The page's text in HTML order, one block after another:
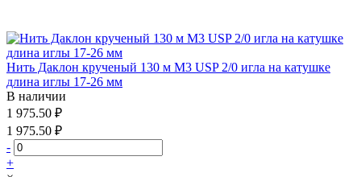
Нить Даклон крученый 130 м М3 USP 2/0 игла на катушке
длина иглы 17-26 мм
В наличии
1 975.50 ₽
1 975.50 ₽
-
+